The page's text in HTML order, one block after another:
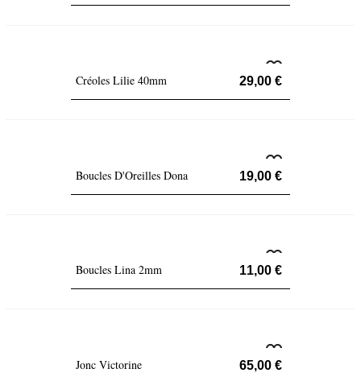
Créoles Lilie 40mm 29,00 €
Boucles D'Oreilles Dona 19,00 €
Boucles Lina 2mm 11,00 €
Jonc Victorine 65,00 €